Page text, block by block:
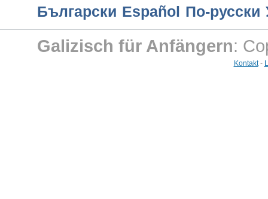
Български Еspañol По-русски
Galizisch für Anfängern:
Kontakt-